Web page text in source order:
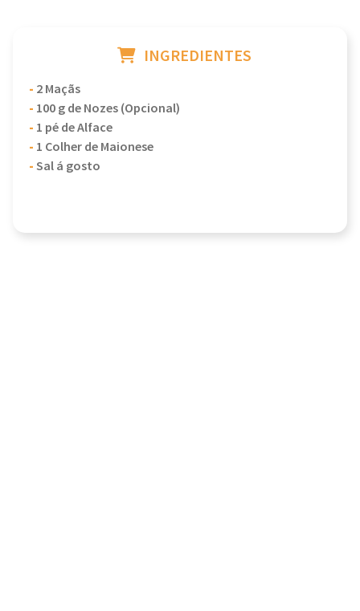
INGREDIENTES
- 2 Maçãs
- 100 g de Nozes (Opcional)
- 1 pé de Alface
- 1 Colher de Maionese
-Sal á gosto